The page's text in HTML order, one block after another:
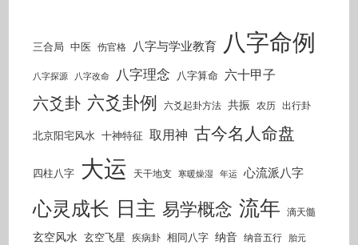
三合局 中医 伤官格 八字与学业教育 八字命例
八字探源 八字改命 八字理念 八字算命 六十甲子
六爻卦 六爻卦例 六爻起卦方法 共振 农历 出行卦
北京阳宅风水 十神特征 取用神 古今名人命盘
四柱八字 大运 天干地支 寒暖燥湿 年运 心流派八字
心灵成长 日主 易学概念 流年 滴天髓
玄空风水 玄空飞星 疾病卦 相同八字 纳音 纳音五行 胎元